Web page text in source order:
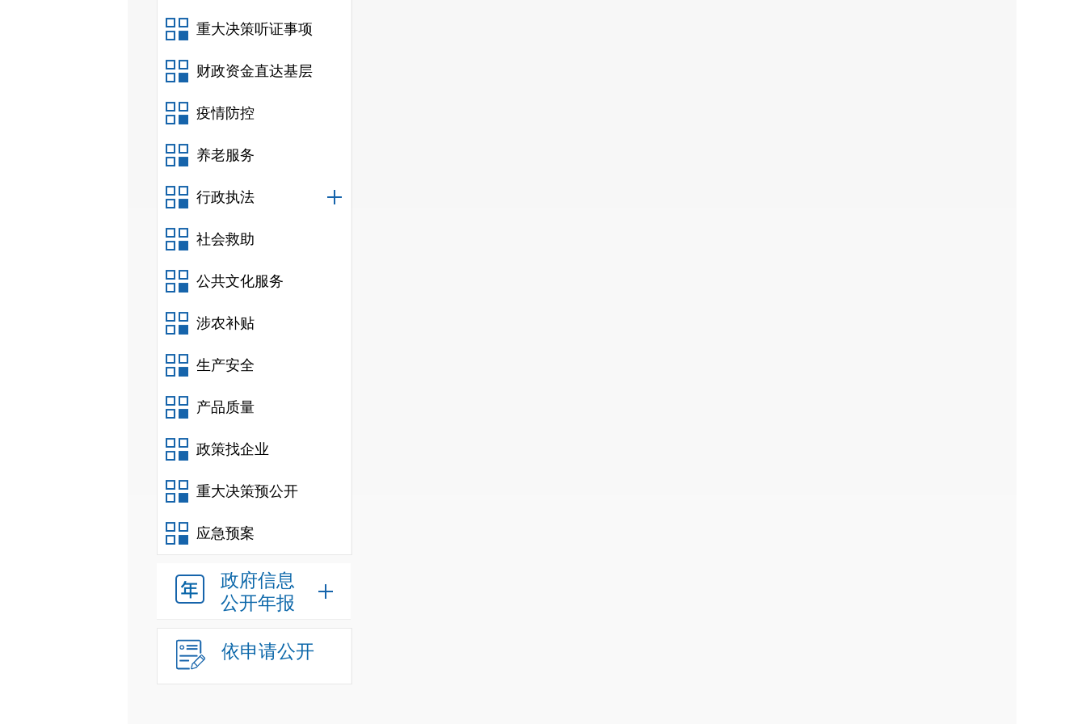
重大决策听证事项
财政资金直达基层
疫情防控
养老服务
行政执法
社会救助
公共文化服务
涉农补贴
生产安全
产品质量
政策找企业
重大决策预公开
应急预案
政府信息
公开年报
依申请公开